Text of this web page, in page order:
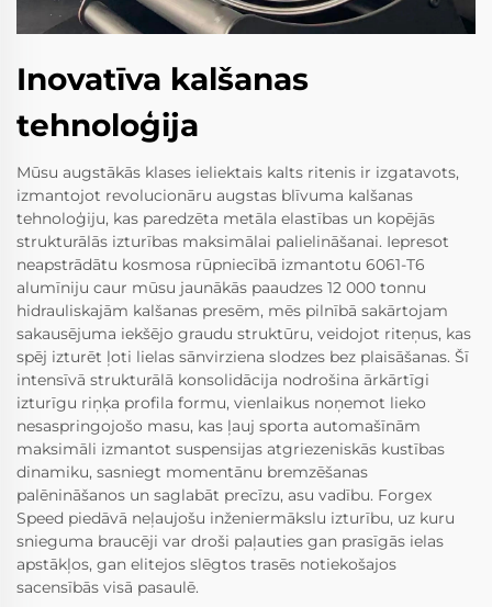
Inovatīva kalšanas
tehnoloģija
Mūsu augstākās klases ieliektais kalts ritenis ir izgatavots,
izmantojot revolucionāru augstas blīvuma kalšanas
tehnoloģiju, kas paredzēta metāla elastības un kopējās
strukturālās izturības maksimālai palielināšanai. Iepresot
neapstrādātu kosmosa rūpniecībā izmantotu 6061-T6
alumīniju caur mūsu jaunākās paaudzes 12 000 tonnu
hidrauliskajām kalšanas presēm, mēs pilnībā sakārtojam
sakausējuma iekšējo graudu struktūru, veidojot riteņus, kas
spēj izturēt ļoti lielas sānvirziena slodzes bez plaisāšanas. Šī
intensīvā strukturālā konsolidācija nodrošina ārkārtīgi
izturīgu riņķa profila formu, vienlaikus noņemot lieko
nesaspringojošo masu, kas ļauj sporta automašīnām
maksimāli izmantot suspensijas atgriezeniskās kustības
dinamiku, sasniegt momentānu bremzēšanas
palēnināšanos un saglabāt precīzu, asu vadību. Forgex
Speed piedāvā neļaujošu inženiermākslu izturību, uz kuru
snieguma braucēji var droši paļauties gan prasīgās ielas
apstākļos, gan elitejos slēgtos trasēs notiekošajos
sacensībās visā pasaulē.